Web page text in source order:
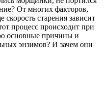
От многих факторов,
старения зависит
процесс происходит при
основные причины и
энзимов? И зачем они